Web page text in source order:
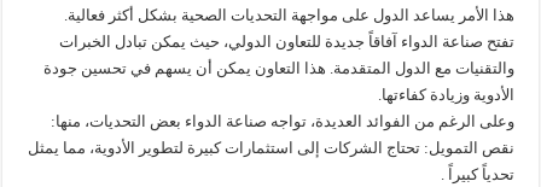
هذا الأمر يساعد الدول على مواجهة التحديات الصحية بشكل أكثر فعالية.
تفتح صناعة الدواء آفاقاً جديدة للتعاون الدولي، حيث يمكن تبادل الخبرات
والتقنيات مع الدول المتقدمة. هذا التعاون يمكن أن يسهم في تحسين جودة
الأدوية وزيادة كفاءتها.
وعلى الرغم من الفوائد العديدة، تواجه صناعة الدواء بعض التحديات، منها:
نقص التمويل: تحتاج الشركات إلى استثمارات كبيرة لتطوير الأدوية، مما يمثل
تحدياً كبيراً .